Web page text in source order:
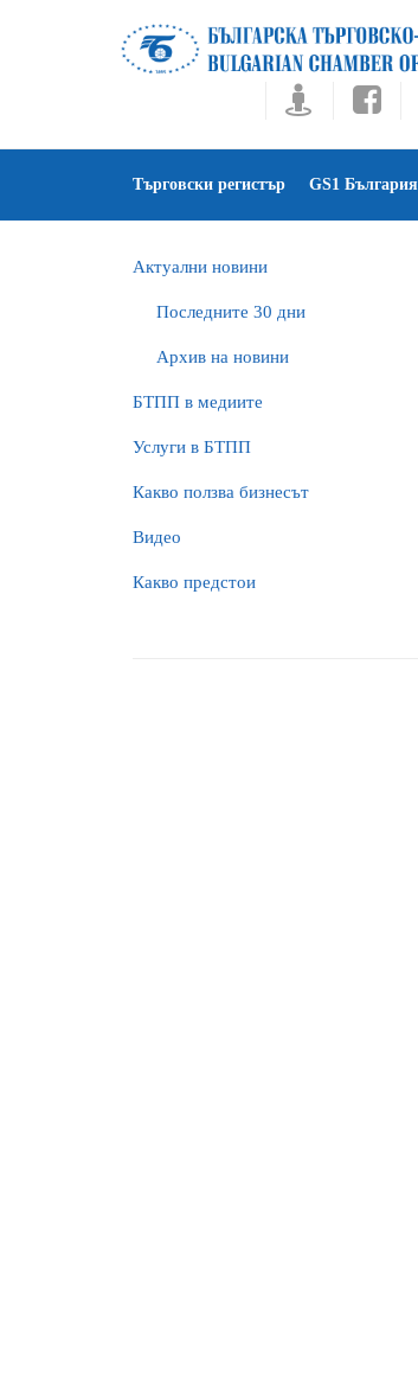
Търговски регистър GS1 България
Актуални новини
Последните 30 дни
Архив на новини
БTПП в медиите
Услуги в БТПП
Какво ползва бизнесът
Видео
Какво предстои